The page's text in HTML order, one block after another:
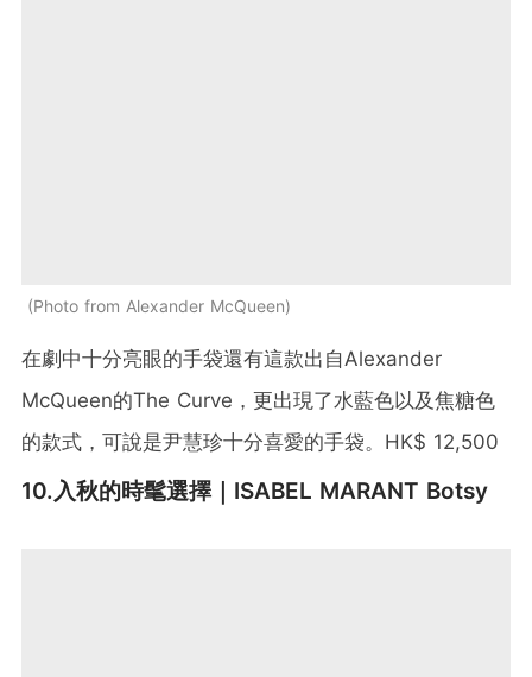
Photo from Alexander McQueen
在劇中十分亮眼的手袋還有這款出自Alexander
McQueen的The Curve，更出現了水藍色以及焦糖色
的款式，可說是尹慧珍十分喜愛的手袋。HK$ 12,500
10.入秋的時髦選擇｜ISABEL MARANT Botsy